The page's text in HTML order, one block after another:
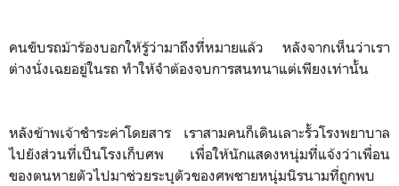
คนขับรถม้าร้องบอกให้รู้ว่ามาถึงที่หมายแล้ว หลังจากเห็นว่าเรา
ต่างนั่งเฉยอยู่ในรถ ทำให้จำต้องจบการสนทนาแต่เพียงเท่านั้น
หลังข้าพเจ้าชำระค่าโดยสาร เราสามคนก็เดินเลาะรั้วโรงพยาบาล
ไปยังส่วนที่เป็นโรงเก็บศพ เพื่อให้นักแสดงหนุ่มที่แจ้งว่าเพื่อน
ของตนหายตัวไปมาช่วยระบุตัวของศพชายหนุ่มนิรนามที่ถูกพบ